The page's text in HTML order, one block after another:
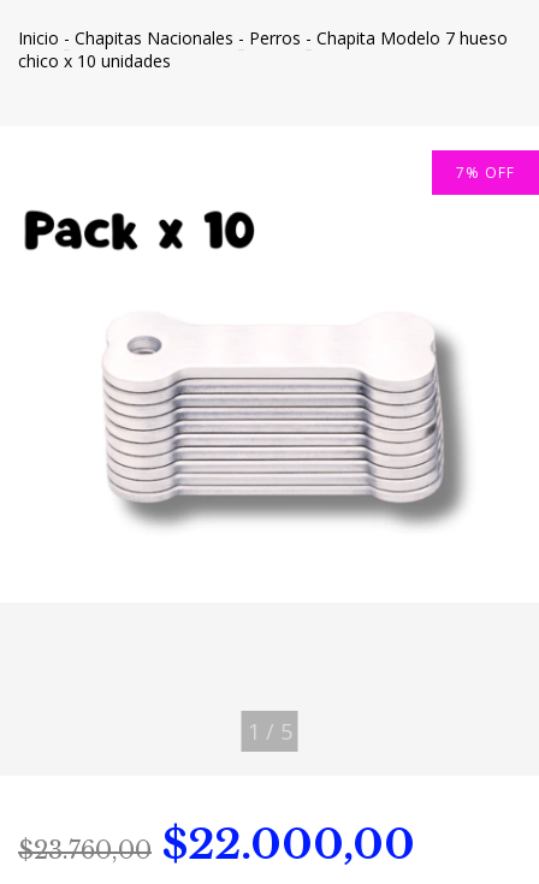
Inicio - Chapitas Nacionales - Perros - Chapita Modelo 7 hueso
chico x 10 unidades
7% OFF
1 / 5
$23.760,00 $22.000,00